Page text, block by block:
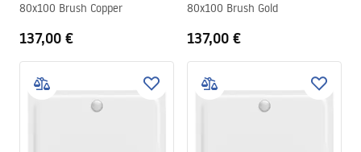
80x100 Brush Copper
137,00 €
80x100 Brush Gold
137,00 €